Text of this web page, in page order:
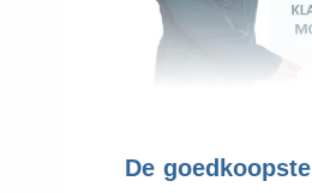
De goedkoopste